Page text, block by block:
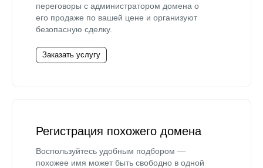
переговоры с администратором домена о
его продаже по вашей цене и организуют
безопасную сделку.
Заказать услугу
Регистрация похожего домена
Воспользуйтесь удобным подбором —
похожее имя может быть свободно в одной